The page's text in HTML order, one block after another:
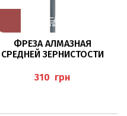
ФРЕЗА АЛМАЗНАЯ
СРЕДНЕЙ ЗЕРНИСТОСТИ
грн